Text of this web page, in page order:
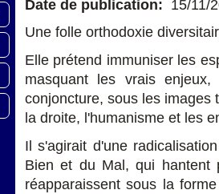
Date de publication: 15/11/
Une folle orthodoxie
Elle prétend immuniser les
masquant les vrais
conjoncture, sous les images
la droite, l'humanisme et les
Il s'agirait d'une
Bien et du Mal, qui hantent
réapparaissent sous la